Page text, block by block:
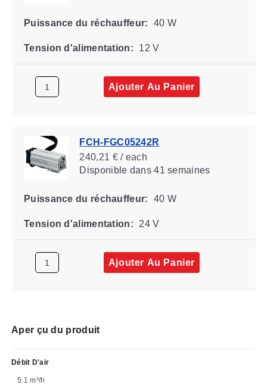
Puissance du réchauffeur: 40 W
Tension d'alimentation: 12 V
Ajouter Au Panier
FCH-FGC05242R
240,21 € / each
Disponibledans 41 semaines
Puissance du réchauffeur: 40 W
Tension d'alimentation: 24 V
Ajouter Au Panier
Aper çu du produit
Débit D'air
5.1 m³/h